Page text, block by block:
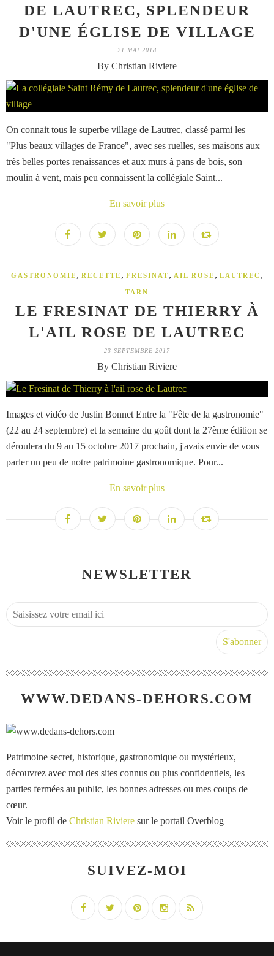
DE LAUTREC, SPLENDEUR
D'UNE ÉGLISE DE VILLAGE
21 MAI 2018
By Christian Riviere
On connait tous le superbe village de Lautrec, classé parmi les
"Plus beaux villages de France", avec ses ruelles, ses maisons aux
très belles portes renaissances et aux murs à pans de bois, son
moulin à vent, mais peu connaissent la collégiale Saint...
En savoir plus
GASTRONOMIE , RECETTE , FRESINAT, AIL ROSE , LAUTREC ,
TARN
LE FRESINAT DE THIERRY À
L'AIL ROSE DE LAUTREC
23 SEPTEMBRE 2017
By Christian Riviere
Images et vidéo de Justin Bonnet Entre la "Fête de la gastronomie"
(22 au 24 septembre) et la semaine du goût dont la 27ème édition se
déroulera du 9 au 15 octobre 2017 prochain, j'avais envie de vous
parler un peu de notre patrimoine gastronomique. Pour...
En savoir plus
NEWSLETTER
WWW.DEDANS-DEHORS.COM
Patrimoine secret, historique, gastronomique ou mystérieux,
découvrez avec moi des sites connus ou plus confidentiels, les
parties fermées au public, les bonnes adresses ou mes coups de
cœur.
Voir le profil de Christian Riviere sur le portail Overblog
SUIVEZ-MOI